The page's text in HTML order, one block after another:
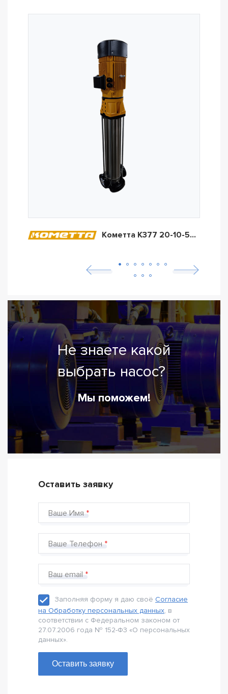
Кометта К377 20-10-50/16А/110Т2
Не знаете какой
выбрать насос?
Мы поможем!
Оставить заявку
Ваше Имя
Ваше Телефон
Ваш email
Заполняя форму я даю своё Согласие
на Обработку персональных данных, в
соответствии с Федеральном законом от
27.07.2006 года № 152-Ф3 «О персональных
данных».
Оставить заявку